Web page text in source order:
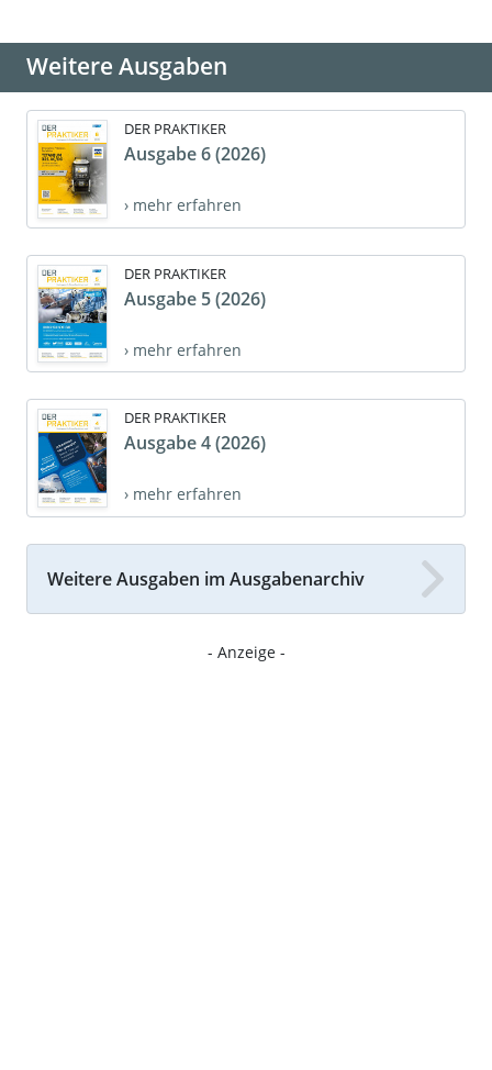
Weitere Ausgaben
DER PRAKTIKER
Ausgabe 6 (2026)
› mehr erfahren
DER PRAKTIKER
Ausgabe 5 (2026)
› mehr erfahren
DER PRAKTIKER
Ausgabe 4 (2026)
› mehr erfahren
Weitere Ausgaben im Ausgabenarchiv
- Anzeige -